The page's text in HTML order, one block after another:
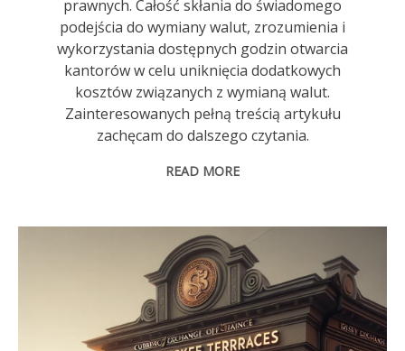
prawnych. Całość skłania do świadomego
podejścia do wymiany walut, zrozumienia i
wykorzystania dostępnych godzin otwarcia
kantorów w celu uniknięcia dodatkowych
kosztów związanych z wymianą walut.
Zainteresowanych pełną treścią artykułu
zachęcam do dalszego czytania.
READ MORE